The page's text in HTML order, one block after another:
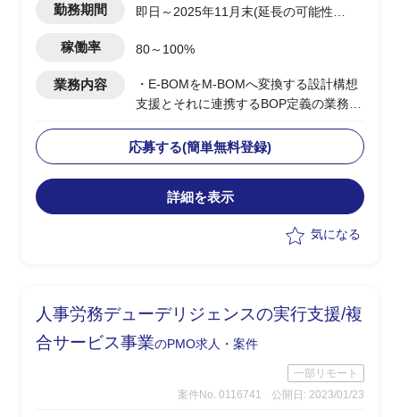
勤務期間
即日～2025年11月末(延長の可能性有
稼働率 80～100%
業務内容
・E-BOMをM-BOMへ変換する設計構想
支援とそれに連携するBOP定義の業務支
-現状分析と課題の明確化、目的や目
標設定
-設計・製造担当者へのヒアリングの
実施/課題整理/優先順位付け
-M-BOM必要情報の洗い出し
ル、ルール整備の支援
応募する(簡単無料登録)
詳細を表示
気になる
人事労務デューデリジェンスの実行支援/複
合サービス事業のPMO求人・案件
一部リモート
案件No. 0116741
公開日: 2023/01/23